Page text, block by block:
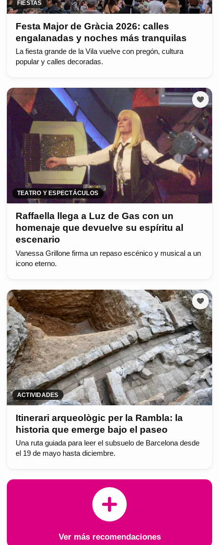
FIESTAS
Festa Major de Gràcia 2026: calles
engalanadas y noches más tranquilas
La fiesta grande de la Vila vuelve con pregón, cultura
popular y calles decoradas.
TEATRO Y ESPECTÁCULOS
Raffaella llega a Luz de Gas con un
homenaje que devuelve su espíritu al
escenario
Vanessa Grillone firma un repaso escénico y musical a un
icono eterno.
ACTIVIDADES
Itinerari arqueològic per la Rambla: la
historia que emerge bajo el paseo
Una ruta guiada para leer el subsuelo de Barcelona desde
el 19 de mayo hasta diciembre.
Ver más recomendaciones